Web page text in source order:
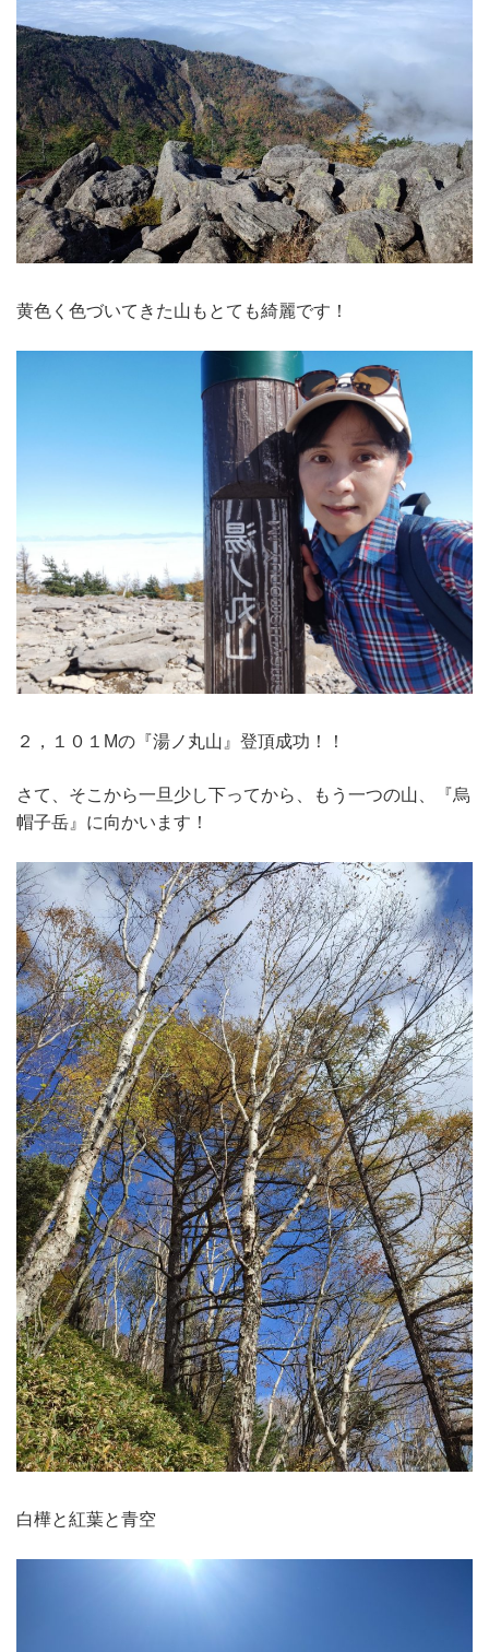
黄色く色づいてきた山もとても綺麗です！
２，１０１Mの『湯ノ丸山』登頂成功！！
さて、そこから一旦少し下ってから、もう一つの山、『烏
帽子岳』に向かいます！
白樺と紅葉と青空